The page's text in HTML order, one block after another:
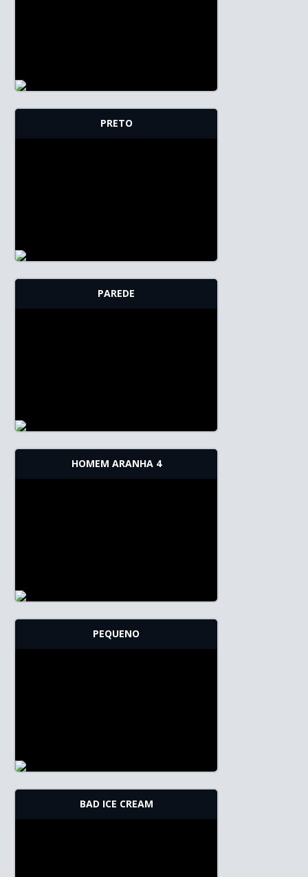
PRETO
PAREDE
HOMEM ARANHA 4
PEQUENO
BAD ICE CREAM